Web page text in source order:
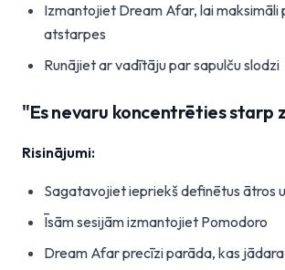
Izmantojiet Dream Afar, lai maksimāli
atstarpes
Runājiet ar vadītāju par sapulču slodzi
"Es nevaru koncentrēties starp
Risinājumi:
Sagatavojiet iepriekš definētus ātros
Īsām sesijām izmantojiet Pomodoro
Dream Afar precīzi parāda, kas jādara